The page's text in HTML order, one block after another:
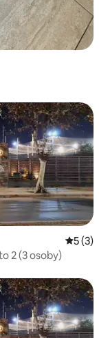
5 (3)
2 (3 osoby)